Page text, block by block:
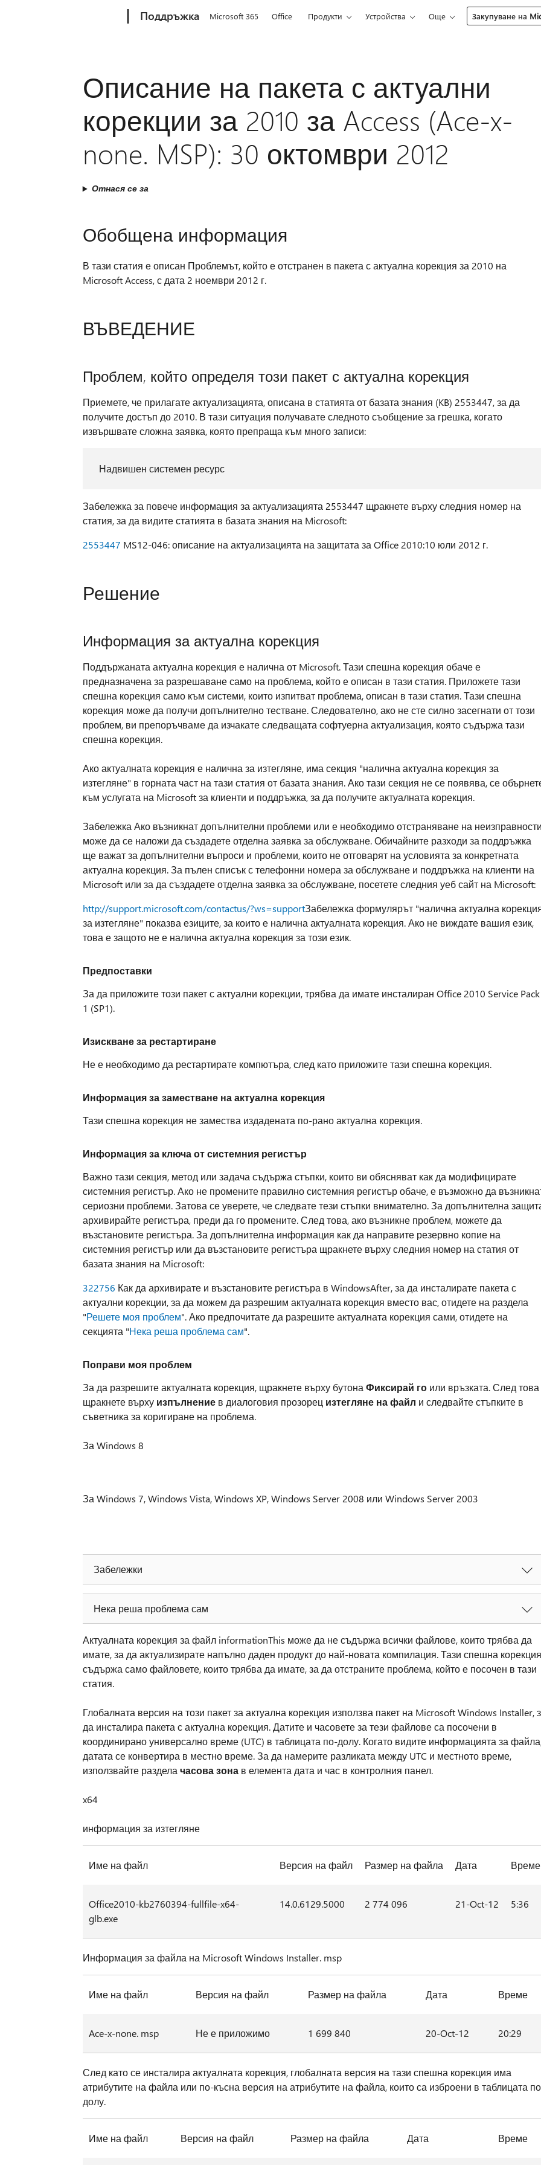
Поддръжка Microsoft 365 Office Продукти Устройства Още Закупуване на
Описание на пакета с актуални
корекции за 2010 за Access (Ace-x-
none. MSP): 30 октомври 2012
Отнася се за
Обобщена информация
В тази статия е описан Проблемът, който е отстранен в пакета с актуална корекция за 2010 на
Microsoft Access, с дата 2 ноември 2012 г.
ВЪВЕДЕНИЕ
Проблем, който определя този пакет с актуална корекция
Приемете, че прилагате актуализацията, описана в статията от базата знания (KB) 2553447, за да
получите достъп до 2010. В тази ситуация получавате следното съобщение за грешка, когато
извършвате сложна заявка, която препраща към много записи:
Надвишен системен ресурс
Забележка за повече информация за актуализацията 2553447 щракнете върху следния номер на
статия, за да видите статията в базата знания на Microsoft:
2553447 MS12-046: описание на актуализацията на защитата за Office 2010:10 юли 2012 г.
Решение
Информация за актуална корекция
Поддържаната актуална корекция е налична от Microsoft. Тази спешна корекция обаче е
предназначена за разрешаване само на проблема, който е описан в тази статия. Приложете тази
спешна корекция само към системи, които изпитват проблема, описан в тази статия. Тази спешна
корекция може да получи допълнително тестване. Следователно, ако не сте силно засегнати от този
проблем, ви препоръчваме да изчакате следващата софтуерна актуализация, която съдържа тази
спешна корекция.
Ако актуалната корекция е налична за изтегляне, има секция "налична актуална корекция за
изтегляне" в горната част на тази статия от базата знания. Ако тази секция не се появява, се
към услугата на Microsoft за клиенти и поддръжка, за да получите актуалната корекция.
Забележка Ако възникнат допълнителни проблеми или е необходимо отстраняване на
може да се наложи да създадете отделна заявка за обслужване. Обичайните разходи за поддръжка
ще важат за допълнителни въпроси и проблеми, които не отговарят на условията за конкретната
актуална корекция. За пълен списък с телефонни номера за обслужване и поддръжка на клиенти на
Microsoft или за да създадете отделна заявка за обслужване, посетете следния уеб сайт на Microsoft:
http://support.microsoft.com/contactus/?ws=supportЗабележка формулярът "налична актуална
за изтегляне" показва езиците, за които е налична актуалната корекция. Ако не виждате вашия език,
това е защото не е налична актуална корекция за този език.
Предпоставки
За да приложите този пакет с актуални корекции, трябва да имате инсталиран Office 2010 Service Pack
1 (SP1).
Изискване за рестартиране
Не е необходимо да рестартирате компютъра, след като приложите тази спешна корекция.
Информация за заместване на актуална корекция
Тази спешна корекция не замества издадената по-рано актуална корекция.
Информация за ключа от системния регистър
Важно тази секция, метод или задача съдържа стъпки, които ви обясняват как да модифицирате
системния регистър. Ако не промените правилно системния регистър обаче, е възможно да
сериозни проблеми. Затова се уверете, че следвате тези стъпки внимателно. За допълнителна
архивирайте регистъра, преди да го промените. След това, ако възникне проблем, можете да
възстановите регистъра. За допълнителна информация как да направите резервно копие на
системния регистър или да възстановите регистъра щракнете върху следния номер на статия от
базата знания на Microsoft:
322756 Как да архивирате и възстановите регистъра в WindowsAfter, за да инсталирате пакета с
актуални корекции, за да можем да разрешим актуалната корекция вместо вас, отидете на раздела
"Решете моя проблем". Ако предпочитате да разрешите актуалната корекция сами, отидете на
секцията "Нека реша проблема сам".
Поправи моя проблем
За да разрешите актуалната корекция, щракнете върху бутонаФиксирай го или връзката. След това
щракнете върху изпълнение в диалоговия прозорец изтегляне на файл и следвайте стъпките в
съветника за коригиране на проблема.
За Windows 8
За Windows 7, Windows Vista, Windows XP, Windows Server 2008 или Windows Server 2003
Забележки
Нека реша проблема сам
Актуалната корекция за файл informationThis може да не съдържа всички файлове, които трябва да
имате, за да актуализирате напълно даден продукт до най-новата компилация. Тази спешна корекция
съдържа само файловете, които трябва да имате, за да отстраните проблема, който е посочен в тази
статия.
Глобалната версия на този пакет за актуална корекция използва пакет на Microsoft Windows Installer,
да инсталира пакета с актуална корекция. Датите и часовете за тези файлове са посочени в
координирано универсално време (UTC) в таблицата по-долу. Когато видите информацията за
датата се конвертира в местно време. За да намерите разликата между UTC и местното време,
използвайте разделачасова зонав елемента дата и час в контролния панел.
x64
информация за изтегляне
Име на файл Версия на файл Размер на файла Дата Време
Office2010-kb2760394-fullfile-x64-
glb.exe
14.0.6129.5000 2 774 096 21-Oct-12 5:36
Информация за файла на Microsoft Windows Installer. msp
Име на файл Версия на файл Размер на файла Дата Време
Ace-x-none. msp Не е приложимо 1 699 840 20-Oct-12 20:29
След като се инсталира актуалната корекция, глобалната версия на тази спешна корекция има
атрибутите на файла или по-късна версия на атрибутите на файла, които са изброени в таблицата
долу.
Име на файл Версия на файл Размер на файла Дата Време